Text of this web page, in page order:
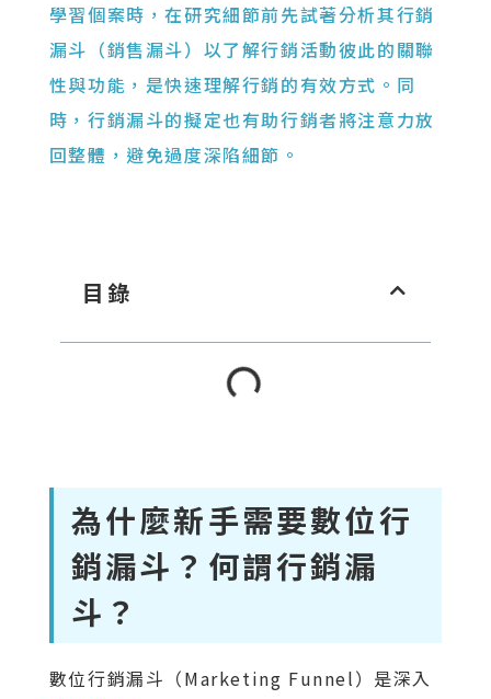
學習個案時，在研究細節前先試著分析其行銷
漏斗（銷售漏斗）以了解行銷活動彼此的關聯
性與功能，是快速理解行銷的有效方式。同
時，行銷漏斗的擬定也有助行銷者將注意力放
回整體，避免過度深陷細節。
目錄
為什麼新手需要數位行
銷漏斗？何謂行銷漏
斗？
數位行銷漏斗（Marketing Funnel）是深入